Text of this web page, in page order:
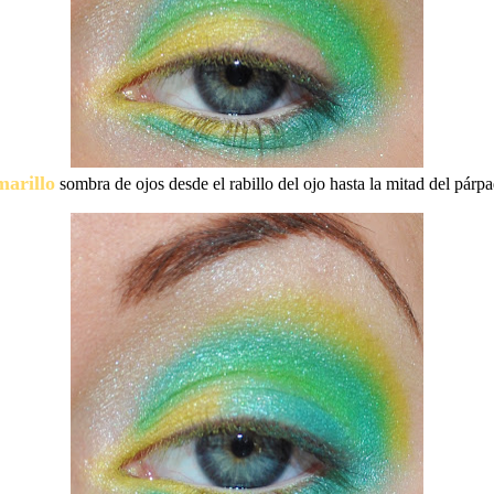
sombra de ojos desde el rabillo del ojo hasta la mitad del